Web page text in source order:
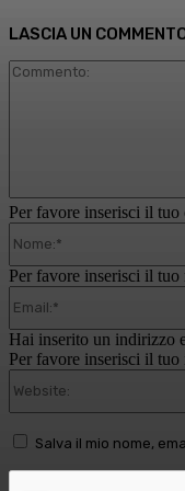
LASCIA UN
Per favore inserisci il tuo
Per favore inserisci il tuo
Hai inserito un indirizzo
Per favore inserisci il
Salva il mio nome,